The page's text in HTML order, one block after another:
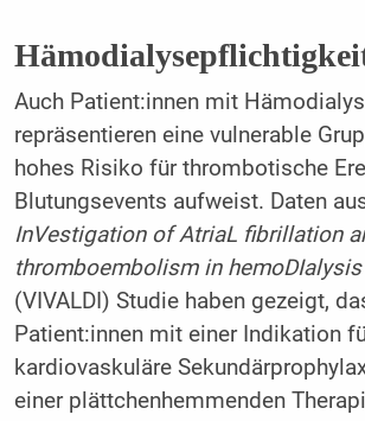
Auch Patient:innen mit
repräsentieren eine vulnerable
hohes Risiko für thrombotische
Blutungsevents aufweist. Daten
InVestigation of AtriaL fibrillation
thromboembolism in
(VIVALDI) Studie haben gezeigt,
Patient:innen mit einer Indikation
kardiovaskuläre
einer plättchenhemmenden